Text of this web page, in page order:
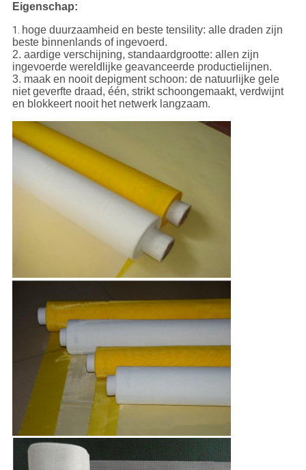
Eigenschap:
1. hoge duurzaamheid en beste tensility: alle draden zijn
beste binnenlands of ingevoerd.
2. aardige verschijning, standaardgrootte: allen zijn
ingevoerde wereldlijke geavanceerde productielijnen.
3. maak en nooit depigment schoon: de natuurlijke gele
niet geverfte draad, één, strikt schoongemaakt, verdwijnt
en blokkeert nooit het netwerk langzaam.